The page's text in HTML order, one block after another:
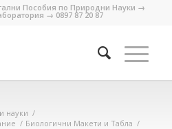
Пособия по Природни Науки →
→ 0897 87 20 87
науки /
/ Биологични Макети и Табла /